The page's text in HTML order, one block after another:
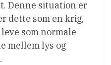
Denne situation er
dette som en krig,
som normale
mellem lys og